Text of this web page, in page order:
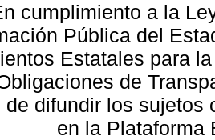
cumplimiento a la
Pública del
Estatales para
de
de difundir los sujetos
en la Plataforma